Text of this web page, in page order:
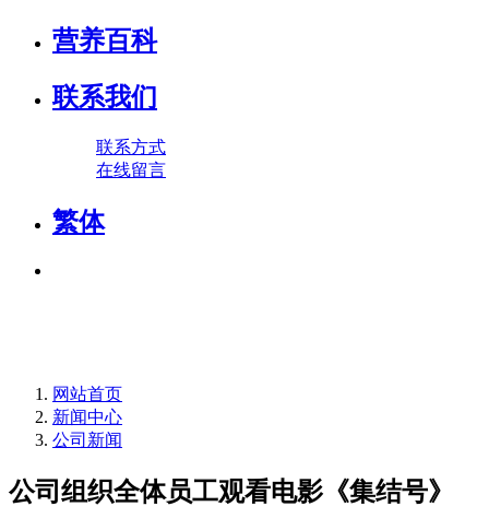
营养百科
联系我们
联系方式
在线留言
繁体
网站首页
新闻中心
公司新闻
公司组织全体员工观看电影《集结号》